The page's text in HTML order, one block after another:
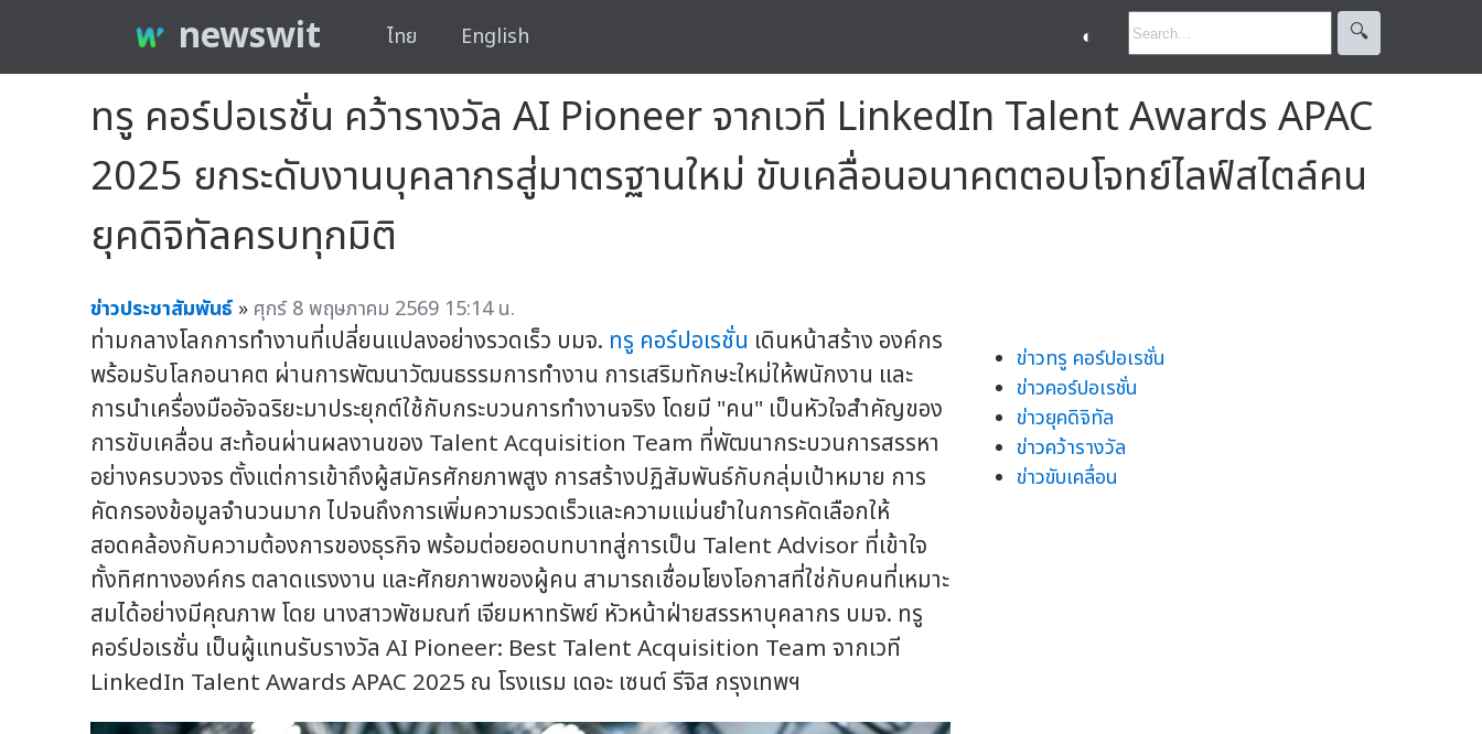
newswit ไทย English ◐ 🔍︎
ทรู คอร์ปอเรชั่น คว้ารางวัล AI Pioneer จากเวที LinkedIn Talent Awards APAC
2025 ยกระดับงานบุคลากรสู่มาตรฐานใหม่ ขับเคลื่อนอนาคตตอบโจทย์ไลฟ์สไตล์คน
ยุคดิจิทัลครบทุกมิติ
ข่าวประชาสัมพันธ์ » ศุกร์ 8 พฤษภาคม 2569 15:14 น.
ท่ามกลางโลกการทำงานที่เปลี่ยนแปลงอย่างรวดเร็ว บมจ. ทรู คอร์ปอเรชั่น เดินหน้าสร้าง องค์กร
พร้อมรับโลกอนาคต ผ่านการพัฒนาวัฒนธรรมการทำงาน การเสริมทักษะใหม่ให้พนักงาน และ
การนำเครื่องมืออัจฉริยะมาประยุกต์ใช้กับกระบวนการทำงานจริง โดยมี "คน" เป็นหัวใจสำคัญของ
การขับเคลื่อน สะท้อนผ่านผลงานของ Talent Acquisition Team ที่พัฒนากระบวนการสรรหา
อย่างครบวงจร ตั้งแต่การเข้าถึงผู้สมัครศักยภาพสูง การสร้างปฏิสัมพันธ์กับกลุ่มเป้าหมาย การ
คัดกรองข้อมูลจำนวนมาก ไปจนถึงการเพิ่มความรวดเร็วและความแม่นยำในการคัดเลือกให้
สอดคล้องกับความต้องการของธุรกิจ พร้อมต่อยอดบทบาทสู่การเป็น Talent Advisor ที่เข้าใจ
ทั้งทิศทางองค์กร ตลาดแรงงาน และศักยภาพของผู้คน สามารถเชื่อมโยงโอกาสที่ใช่กับคนที่เหมาะ
สมได้อย่างมีคุณภาพ โดย นางสาวพัชมณฑ์ เจียมหาทรัพย์ หัวหน้าฝ่ายสรรหาบุคลากร บมจ. ทรู
คอร์ปอเรชั่น เป็นผู้แทนรับรางวัล AI Pioneer: Best Talent Acquisition Team จากเวที
LinkedIn Talent Awards APAC 2025 ณ โรงแรม เดอะ เซนต์ รีจิส กรุงเทพฯ
ข่าวทรู คอร์ปอเรชั่น
ข่าวคอร์ปอเรชั่น
ข่าวยุคดิจิทัล
ข่าวคว้ารางวัล
ข่าวขับเคลื่อน